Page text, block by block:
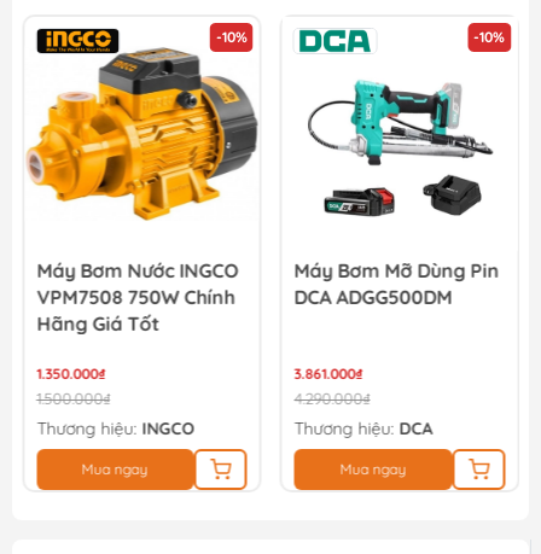
-10%
Máy Bơm Nước INGCO
VPM7508 750W Chính
Hãng Giá Tốt
1.350.000₫
1.500.000₫
Thương hiệu: INGCO
Mua ngay
-10%
Máy Bơm Mỡ Dùng Pin
DCA ADGG500DM
3.861.000₫
4.290.000₫
Thương hiệu: DCA
Mua ngay